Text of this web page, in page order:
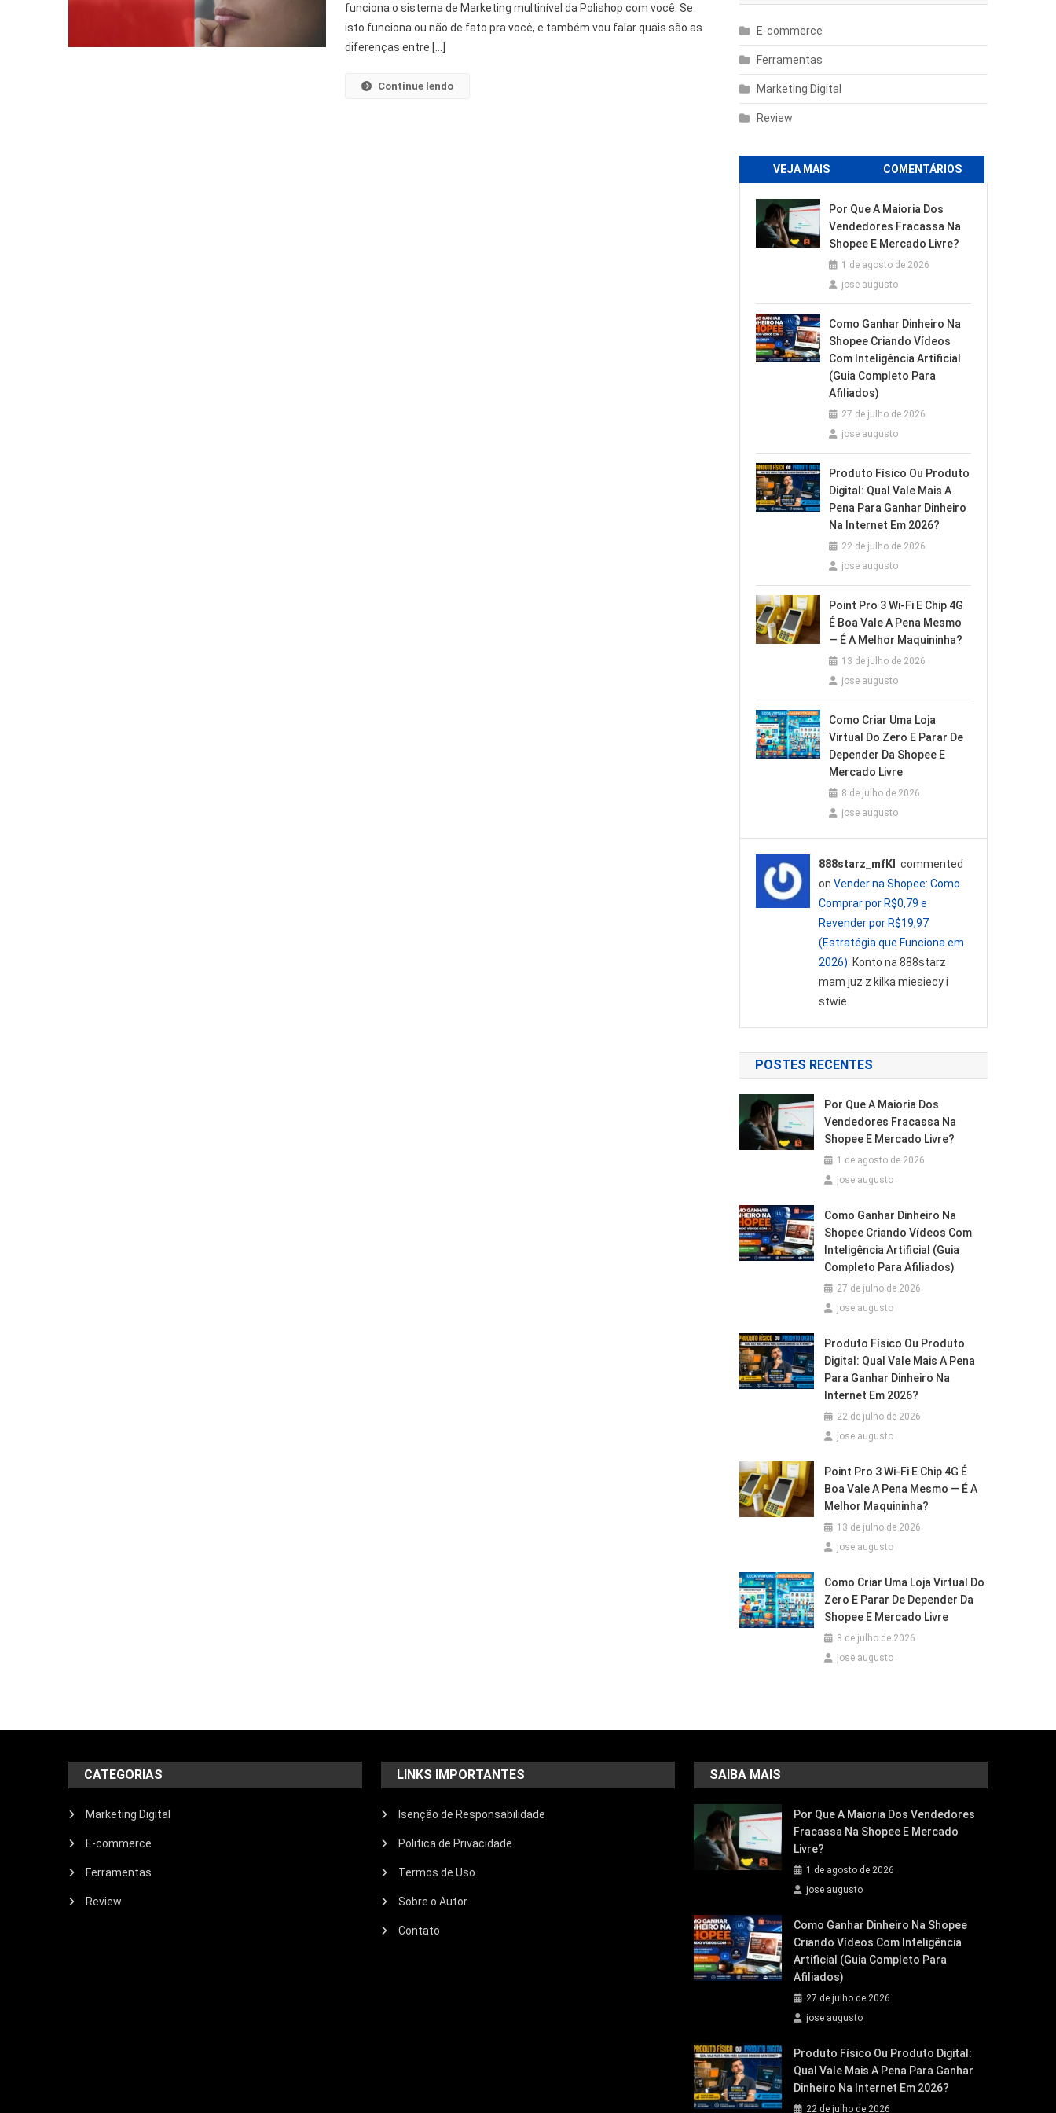
funciona o sistema de Marketing multinível da Polishop com você. Se
isto funciona ou não de fato pra você, e também vou falar quais são as
diferenças entre […]
Continue lendo
E-commerce
Ferramentas
Marketing Digital
Review
VEJA MAIS COMENTÁRIOS
Por Que A Maioria Dos
Vendedores Fracassa Na
Shopee E Mercado Livre?
1 de agosto de 2026
jose augusto
Como Ganhar Dinheiro Na
Shopee Criando Vídeos
Com Inteligência Artificial
(Guia Completo Para
Afiliados)
27 de julho de 2026
jose augusto
Produto Físico Ou Produto
Digital: Qual Vale Mais A
Pena Para Ganhar Dinheiro
Na Internet Em 2026?
22 de julho de 2026
jose augusto
Point Pro 3 Wi‑Fi E Chip 4G
É Boa Vale A Pena Mesmo
— É A Melhor Maquininha?
13 de julho de 2026
jose augusto
Como Criar Uma Loja
Virtual Do Zero E Parar De
Depender Da Shopee E
Mercado Livre
8 de julho de 2026
jose augusto
888starz_mfKl
commented
on Vender na Shopee: Como
Comprar por R$0,79 e
Revender por R$19,97
(Estratégia que Funciona em
2026): Konto na 888starz
mam juz z kilka miesiecy i
stwie
POSTES RECENTES
Por Que A Maioria Dos
Vendedores Fracassa Na
Shopee E Mercado Livre?
1 de agosto de 2026
jose augusto
Como Ganhar Dinheiro Na
Shopee Criando Vídeos Com
Inteligência Artificial (Guia
Completo Para Afiliados)
27 de julho de 2026
jose augusto
Produto Físico Ou Produto
Digital: Qual Vale Mais A Pena
Para Ganhar Dinheiro Na
Internet Em 2026?
22 de julho de 2026
jose augusto
Point Pro 3 Wi‑Fi E Chip 4G É
Boa Vale A Pena Mesmo — É A
Melhor Maquininha?
13 de julho de 2026
jose augusto
Como Criar Uma Loja Virtual Do
Zero E Parar De Depender Da
Shopee E Mercado Livre
8 de julho de 2026
jose augusto
CATEGORIAS
Marketing Digital
E-commerce
Ferramentas
Review
LINKS IMPORTANTES
Isenção de Responsabilidade
Politica de Privacidade
Termos de Uso
Sobre o Autor
Contato
SAIBA MAIS
Por Que A Maioria Dos Vendedores
Fracassa Na Shopee E Mercado
Livre?
1 de agosto de 2026
jose augusto
Como Ganhar Dinheiro Na Shopee
Criando Vídeos Com Inteligência
Artificial (Guia Completo Para
Afiliados)
27 de julho de 2026
jose augusto
Produto Físico Ou Produto Digital:
Qual Vale Mais A Pena Para Ganhar
Dinheiro Na Internet Em 2026?
22 de julho de 2026